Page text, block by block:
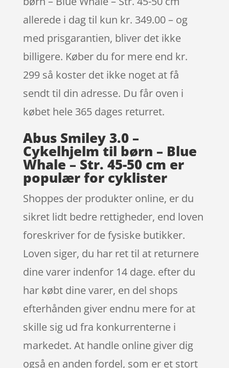
allerede i dag til kun kr. 349.00 – og
med prisgarantien, bliver det ikke
billigere. Køber du for mere end kr.
299 så koster det ikke noget at få
sendt til din adresse. Du får oven i
købet hele 365 dages returret.
Abus Smiley 3.0 –
Cykelhjelm til børn – Blue
Whale – Str. 45-50 cm er
populær for cyklister
Shoppes der produkter online, er du
sikret lidt bedre rettigheder, end loven
foreskriver for de fysiske butikker.
Loven siger, du har ret til at returnere
dine varer indenfor 14 dage. efter du
har købt dine varer, en del shops
efterhånden giver endnu mere for at
skille sig ud fra konkurrenterne i
markedet. At handle online giver dig
også en anden fordel, som er et stort